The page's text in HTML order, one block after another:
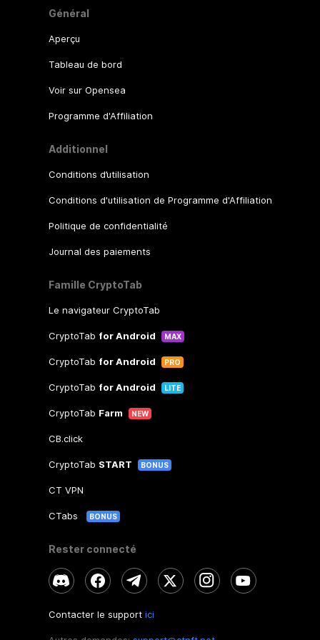
Général
Aperçu
Tableau de bord
Voir sur Opensea
Programme d'Affiliation
Additionnel
Conditions d’utilisation
Conditions d'utilisation de Programme d'Affiliation
Politique de confidentialité
Journal des paiements
Famille CryptoTab
Le navigateur CryptoTab
CryptoTab for Android MAX
CryptoTab for Android PRO
CryptoTab for Android LITE
CryptoTab Farm NEW
CB.click
CryptoTab START BONUS
CT VPN
CTabs BONUS
Rester connecté
Contacter le support ici